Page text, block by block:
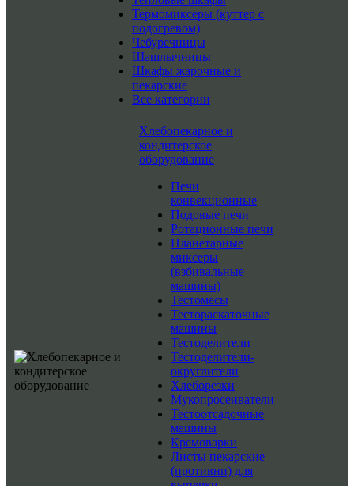
Термомиксеры (куттер с
подогревом)
Чебуречницы
Шашлычницы
Шкафы жарочные и
пекарские
Все категории
Хлебопекарное и
кондитерское
оборудование
Печи
конвекционные
Подовые печи
Ротационные печи
Планетарные
миксеры
(взбивальные
машины)
Тестомесы
Тестораскаточные
машины
Тестоделители
Тестоделители-
округлители
Хлеборезки
Мукопросеиватели
Тестоотсадочные
машины
Кремоварки
Листы пекарские
(противни) для